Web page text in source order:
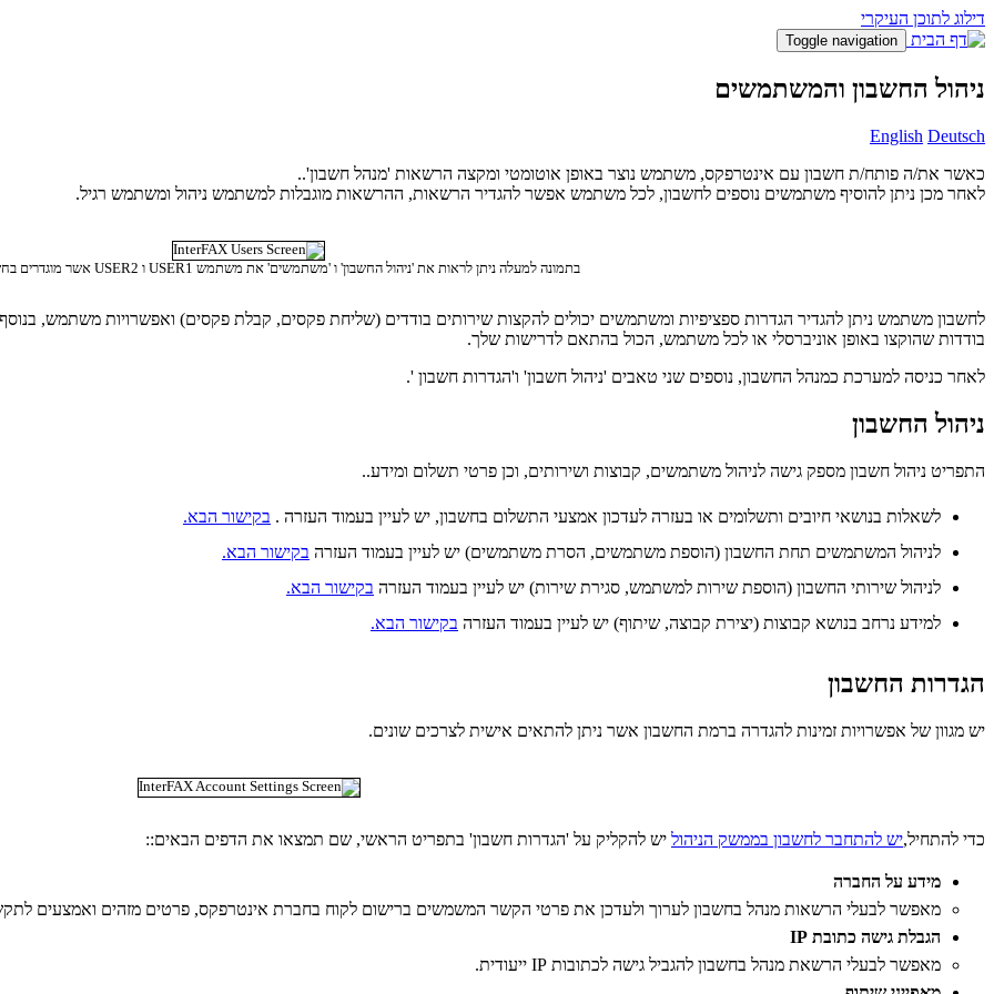
דילוג לתוכן העיקרי
Toggle navigation
ניהול החשבון והמשתמשים
English Deutsch
כאשר את/ה פותח/ת חשבון עם אינטרפקס, משתמש נוצר באופן אוטומטי ומקצה הרשאות 'מנהל חשבון'..
לאחר מכן ניתן להוסיף משתמשים נוספים לחשבון, לכל משתמש אפשר להגדיר הרשאות, ההרשאות מוגבלות למשתמש ניהול ומשתמש רגיל.
בתמונה למעלה ניתן לראות את 'ניהול החשבון' ו 'משתמשים' את משתמש USER1 ו USER2 אשר מוגדרים בחשבון המשתמש.
לחשבון משתמש ניתן להגדיר הגדרות ספציפיות ומשתמשים יכולים להקצות שירותים בודדים (שליחת פקסים, קבלת פקסים) ואפשרויות משתמש,
בודדות שהוקצו באופן אוניברסלי או לכל משתמש, הכול בהתאם לדרישות שלך.
לאחר כניסה למערכת כמנהל החשבון, נוספים שני טאבים 'ניהול חשבון' ו'הגדרות חשבון '.
ניהול החשבון
התפריט ניהול חשבון מספק גישה לניהול משתמשים, קבוצות ושירותים, וכן פרטי תשלום ומידע..
לשאלות בנושאי חיובים ותשלומים או בעזרה לעדכון אמצעי התשלום בחשבון, יש לעיין בעמוד העזרה . בקישור הבא.
לניהול המשתמשים תחת החשבון (הוספת משתמשים, הסרת משתמשים) יש לעיין בעמוד העזרה בקישור הבא.
לניהול שירותי החשבון (הוספת שירות למשתמש, סגירת שירות) יש לעיין בעמוד העזרה בקישור הבא.
למידע נרחב בנושא קבוצות (יצירת קבוצה, שיתוף) יש לעיין בעמוד העזרה בקישור הבא.
הגדרות החשבון
יש מגוון של אפשרויות זמינות להגדרה ברמת החשבון אשר ניתן להתאים אישית לצרכים שונים.
כדי להתחיל,יש להתחבר לחשבון בממשק הניהול יש להקליק על 'הגדרות חשבון' בתפריט הראשי, שם תמצאו את הדפים הבאים::
מידע על החברה
מאפשר לבעלי הרשאות מנהל בחשבון לערוך ולעדכן את פרטי הקשר המשמשים ברישום לקוח בחברת אינטרפקס, פרטים מזהים ואמצעים
הגבלת גישה כתובת IP
מאפשר לבעלי הרשאת מנהל בחשבון להגביל גישה לכתובות IP ייעודית.